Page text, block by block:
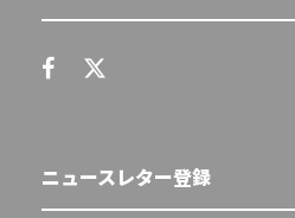
ニュースレター登録